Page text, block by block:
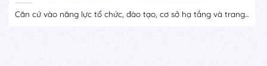
Căn cứ vào năng lực tổ chức, đào tạo, cơ sở hạ tầng và trang...